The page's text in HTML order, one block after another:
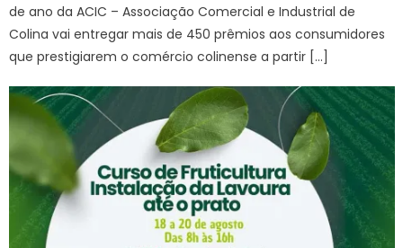
de ano da ACIC – Associação Comercial e Industrial de
Colina vai entregar mais de 450 prêmios aos consumidores
que prestigiarem o comércio colinense a partir […]